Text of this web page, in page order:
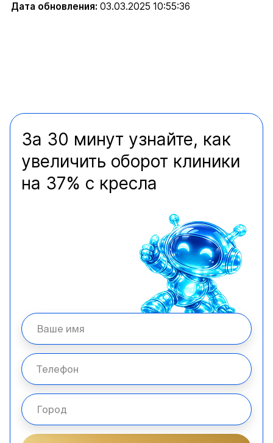
Дата обновления: 03.03.2025 10:55:36
За 30 минут узнайте, как
увеличить оборот клиники
на 37% с кресла